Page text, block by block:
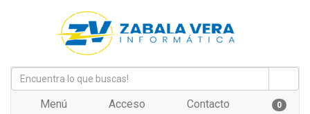
Menú Acceso Contacto 0